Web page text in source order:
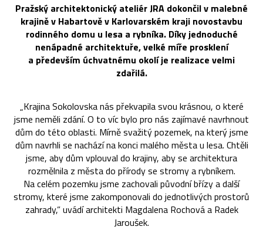
Pražský architektonický ateliér JRA dokončil v malebné
krajině v Habartově v Karlovarském kraji novostavbu
rodinného domu u lesa a rybníka. Díky jednoduché
nenápadné architektuře, velké míře prosklení
a především úchvatnému okolí je realizace velmi
zdařilá.
„Krajina Sokolovska nás překvapila svou krásnou, o které
jsme neměli zdání. O to víc bylo pro nás zajímavé navrhnout
dům do této oblasti. Mírně svažitý pozemek, na který jsme
dům navrhli se nachází na konci malého města u lesa. Chtěli
jsme, aby dům vplouval do krajiny, aby se architektura
rozmělnila z města do přírody se stromy a rybníkem.
Na celém pozemku jsme zachovali původní břízy a další
stromy, které jsme zakomponovali do jednotlivých prostorů
zahrady,” uvádí architekti Magdalena Rochová a Radek
Jaroušek.